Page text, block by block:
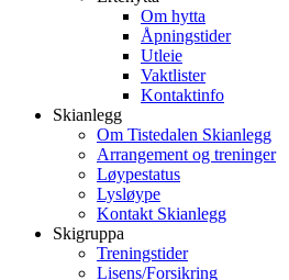
Om hytta
Åpningstider
Utleie
Vaktlister
Kontaktinfo
Skianlegg
Om Tistedalen Skianlegg
Arrangement og treninger
Løypestatus
Lysløype
Kontakt Skianlegg
Skigruppa
Treningstider
Lisens/Forsikring